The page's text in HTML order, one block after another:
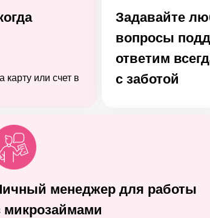
или счет в
Задавайте
вопросы
ответим
с заботой
менеджер для работы
микрозаймами